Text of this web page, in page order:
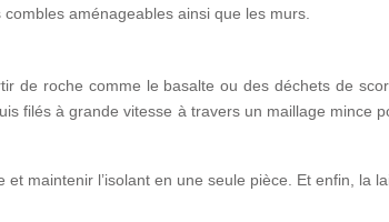
combles aménageables ainsi que les murs
de roche comme le basalte ou des déchets de
filés à grande vitesse à travers un maillage mince
et maintenir l’isolant en une seule pièce. Et enfin, la